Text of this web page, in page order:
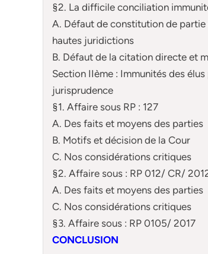
§2. La difficile conciliation
A. Défaut de constitution de
hautes juridictions
B. Défaut de la citation directe et
Section IIème : Immunités des
jurisprudence
§1. Affaire sous RP : 127
A. Des faits et moyens des parties
B. Motifs et décision de la Cour
C. Nos considérations critiques
§2. Affaire sous : RP 012/ CR/
A. Des faits et moyens des parties
C. Nos considérations critiques
§3. Affaire sous : RP 0105/ 2017
CONCLUSION